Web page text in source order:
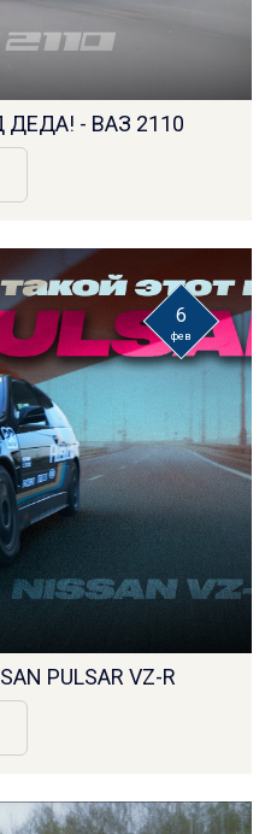
- ВАЗ 2110
6
фев
PULSAR VZ-R